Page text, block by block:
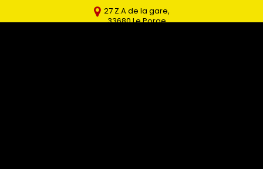
27 Z.A de la gare,
33680Le Porge